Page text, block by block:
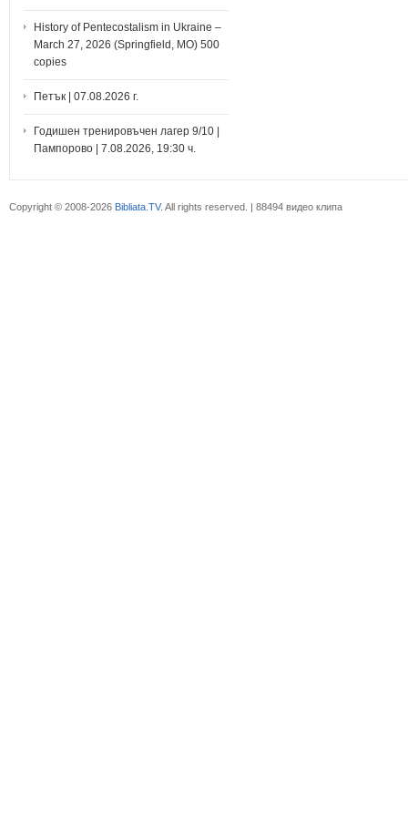
History of Pentecostalism in Ukraine –
March 27, 2026 (Springfield, MO) 500
copies
Петък | 07.08.2026 г.
Годишен тренировъчен лагер 9/10 |
Пампорово | 7.08.2026, 19:30 ч.
Copyright © 2008-2026 Bibliata.TV. All rights reserved. | 88494 видео клипа